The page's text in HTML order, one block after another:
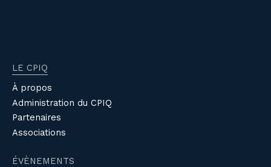
LE CPIQ
À propos
Administration du CPIQ
Partenaires
Associations
ÉVÈNEMENTS